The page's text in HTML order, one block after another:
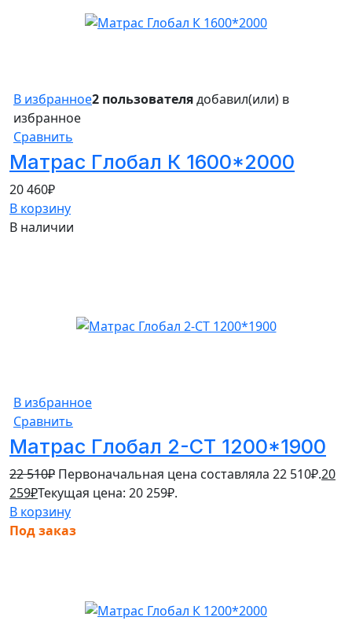
В избранное2 пользователядобавил(или) в
избранное
Сравнить
Матрас Глобал К 1600*2000
20 460₽
В корзину
В наличии
В избранное
Сравнить
Матрас Глобал 2-СТ 1200*1900
22 510₽ Первоначальная цена составляла 22 510₽.20
259₽Текущая цена: 20 259₽.
В корзину
Под заказ